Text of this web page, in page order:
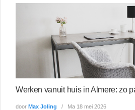
Werken vanuit huis in Almere: zo
door Max Joling Ma 18 mei 2026